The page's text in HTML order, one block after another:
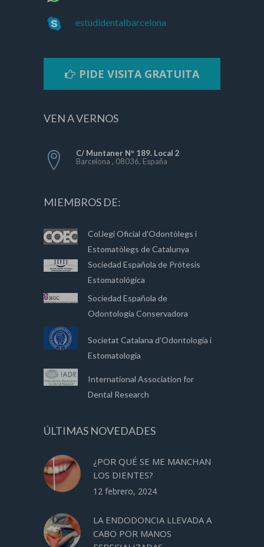
estudidentalbarcelona
PIDE VISITA GRATUITA
VEN A VERNOS
C/ Muntaner Nº 189. Local 2
Barcelona , 08036, España
MIEMBROS DE:
Col.legi Oficial d'Odontòlegs i
Estomatòlegs de Catalunya
Sociedad Española de Prótesis
Estomatológica
Sociedad Española de
Odontología Conservadora
Societat Catalana d’Odontologia i
Estomatologia
International Association for
Dental Research
ÚLTIMAS NOVEDADES
¿POR QUÉ SE ME MANCHAN
LOS DIENTES?
12 febrero, 2024
LA ENDODONCIA LLEVADA A
CABO POR MANOS